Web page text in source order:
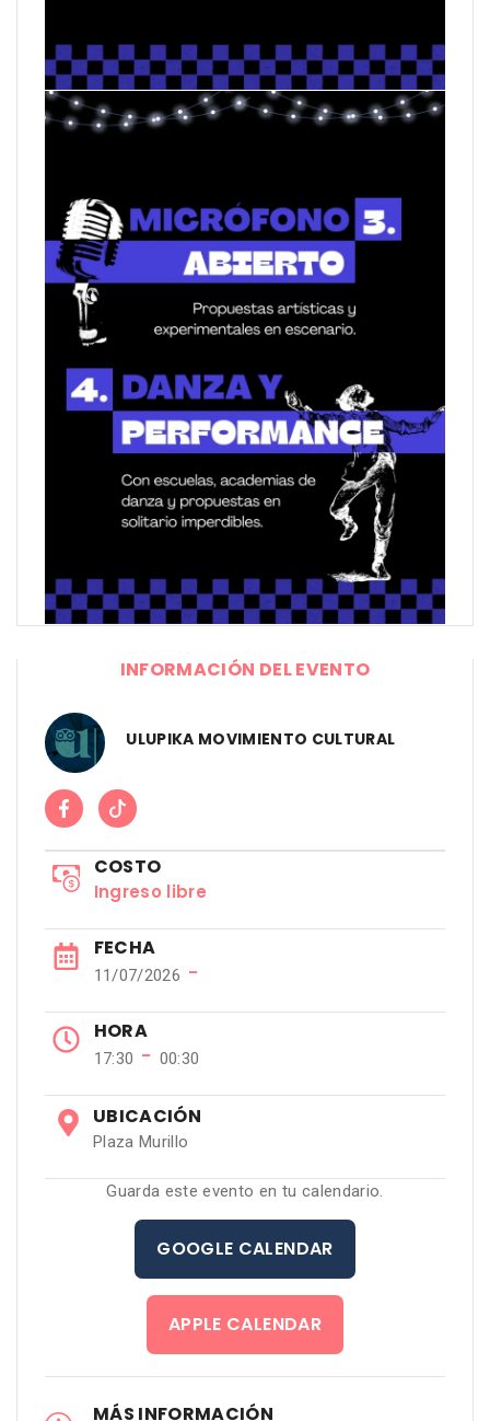
INFORMACIÓN DEL EVENTO
ULUPIKA MOVIMIENTO CULTURAL
COSTO
Ingreso libre
FECHA
11/07/2026 −
HORA
17:30 − 00:30
UBICACIÓN
Plaza Murillo
Guarda este evento en tu calendario.
GOOGLE CALENDAR
APPLE CALENDAR
MÁS INFORMACIÓN